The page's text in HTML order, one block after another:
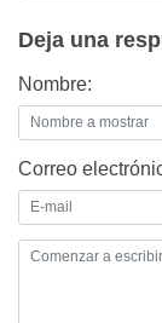
Deja una
Nombre:
Correo